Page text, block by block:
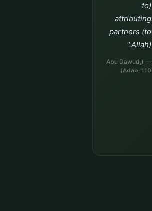
to)
attributing
partners (to
Allah)."
— (Abu Dawud,
Adab, 110)